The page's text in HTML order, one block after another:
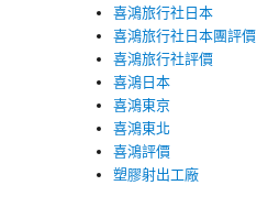
喜鴻旅行社日本
喜鴻旅行社日本團評價
喜鴻旅行社評價
喜鴻日本
喜鴻東京
喜鴻東北
喜鴻評價
塑膠射出工廠